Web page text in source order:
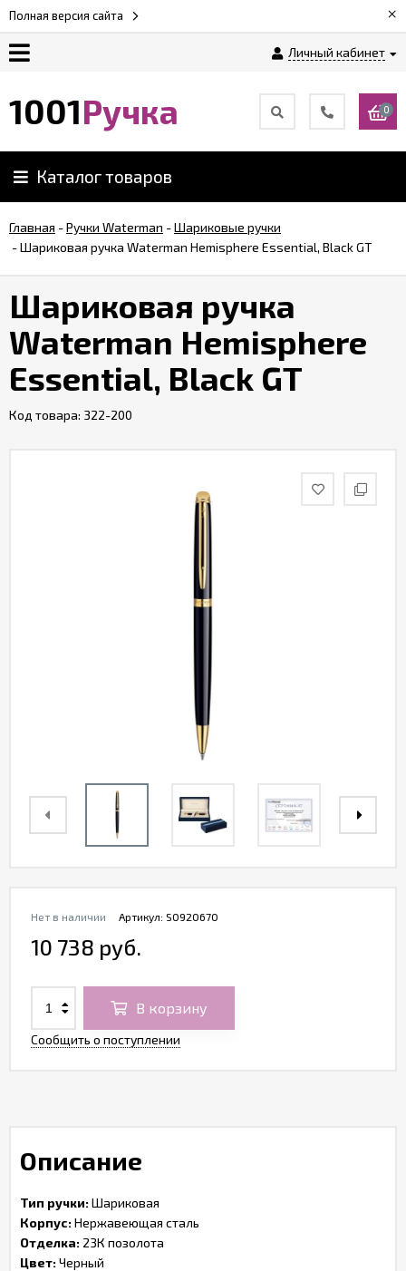
Полная версия сайта ×
Личный кабинет
Возврат
Обзоры
ручек
Контакты
1001Ручка 0
Каталог товаров
Главная -Ручки Waterman -Шариковые ручки
-Шариковая ручка Waterman Hemisphere Essential, Black GT
Шариковая ручка
Waterman Hemisphere
Essential, Black GT
Код товара: 322-200
Артикул: S0920670
Нет в наличии
10 738 руб.
В корзину
Сообщить о поступлении
Описание
Тип ручки:Шариковая
Корпус:Нержавеющая сталь
Отделка: 23К позолота
Цвет:Черный